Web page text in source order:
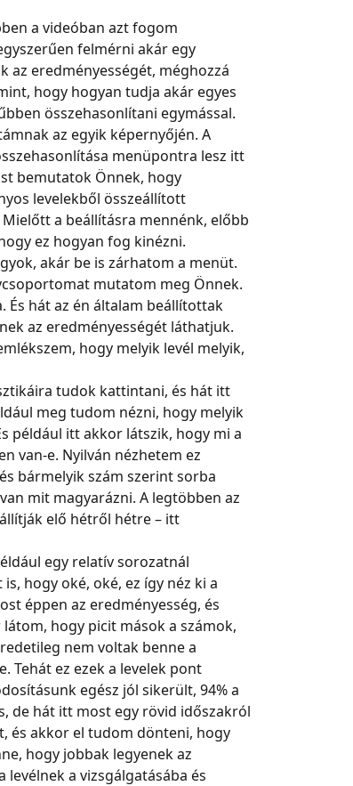
a videóban azt fogom
felmérni akár egy
az eredményességét, méghozzá
hogy hogyan tudja akár egyes
összehasonlítani egymással.
az egyik képernyőjén. A
menüpontra lesz itt
bemutatok Önnek, hogy
levelekből összeállított
a beállításra mennénk, előbb
ez hogyan fog kinézni.
akár be is zárhatom a menüt.
mutatom meg Önnek.
hát az én általam beállítottak
az eredményességét láthatjuk.
hogy melyik levél melyik,
tudok kattintani, és hát itt
meg tudom nézni, hogy melyik
például itt akkor látszik, hogy mi a
van-e. Nyilván nézhetem ez
bármelyik szám szerint sorba
mit magyarázni. A legtöbben az
elő hétről hétre – itt
egy relatív sorozatnál
hogy oké, oké, ez így néz ki a
éppen az eredményesség, és
hogy picit mások a számok,
nem voltak benne a
ez ezek a levelek pont
egész jól sikerült, 94% a
de hát itt most egy rövid időszakról
és akkor el tudom dönteni, hogy
hogy jobbak legyenek az
a vizsgálgatásába és